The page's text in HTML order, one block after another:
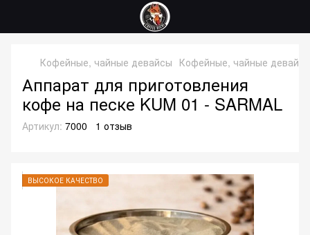
Кофейные, чайные девайсы Кофейные, чайные
Аппарат для приготовления
кофе на песке KUM 01 - SARMAL
Артикул: 7000 1 отзыв
ВЫСОКОЕ КАЧЕСТВО